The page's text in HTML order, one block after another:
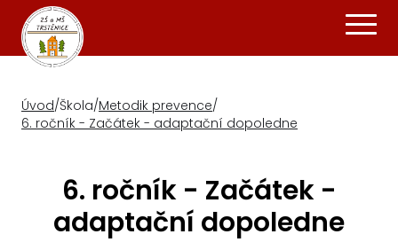
Úvod/Škola/Metodik prevence/
6. ročník - Začátek - adaptační dopoledne
6. ročník - Začátek -
adaptační dopoledne